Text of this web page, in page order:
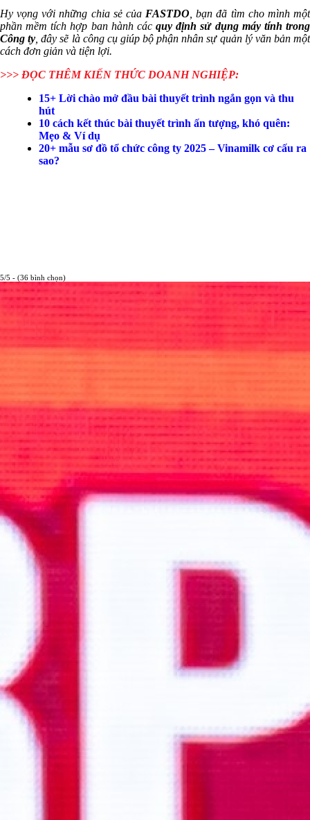
Hy vọng với những chia sẻ của FASTDO , bạn đã tìm cho mình một
phần mềm tích hợp ban hành cácquy định sử dụng máy tính trong
Công ty , đây sẽ là công cụ giúp bộ phận nhân sự quản lý văn bản một
cách đơn giản và tiện lợi.
>>> ĐỌC THÊM KIẾN THỨC DOANH NGHIỆP:
15+ Lời chào mở đầu bài thuyết trình ngắn gọn và thu
hút
10 cách kết thúc bài thuyết trình ấn tượng, khó quên:
Mẹo & Ví dụ
20+ mẫu sơ đồ tổ chức công ty 2025 – Vinamilk cơ cấu ra
sao?
5/5 - (36 bình chọn)